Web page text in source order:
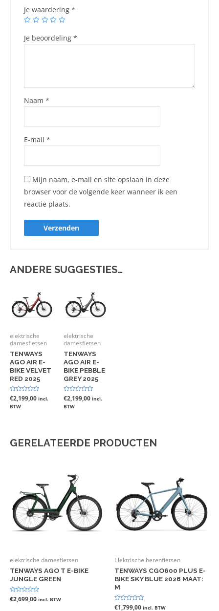
Je waardering*
Je beoordeling*
Naam*
E-mail*
Mijn naam, e-mail en site opslaan in deze
browser voor de volgende keer wanneer ik een
reactie plaats.
ANDERE SUGGESTIES…
elektrische
damesfietsen
TENWAYS
AGO AIR E-
BIKE VELVET
RED 2025
Gewaardeerd
0
uit
€2,199,00 incl.
BTW
elektrische
damesfietsen
TENWAYS
AGO AIR E-
BIKE PEBBLE
GREY 2025
Gewaardeerd
0
uit
€2,199,00 incl.
BTW
GERELATEERDE PRODUCTEN
elektrische damesfietsen
TENWAYS AGO T E-BIKE
JUNGLE GREEN
Gewaardeerd
0
€2,699,00 incl. BTW
Elektrische herenfietsen
TENWAYS CGO600 PLUS E-
BIKE SKY BLUE 2026 MAAT:
M
Gewaardeerd
€1,799,00 incl. BTW